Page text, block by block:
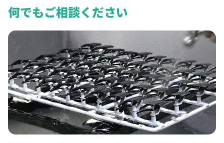
何でもご相談ください